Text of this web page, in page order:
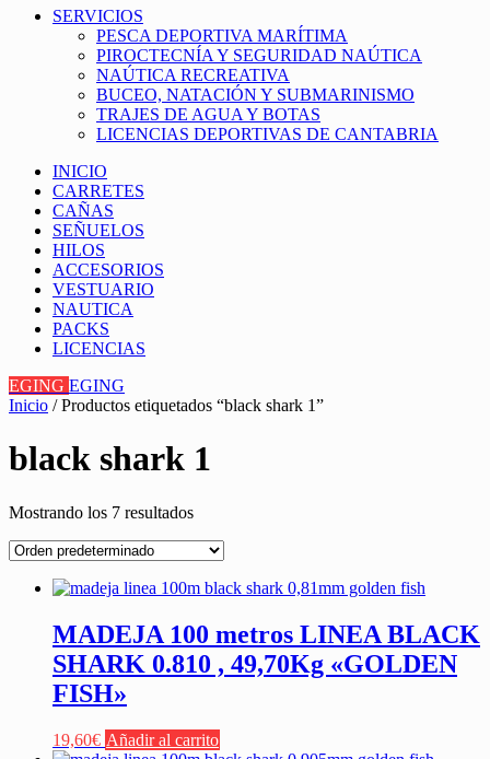
SERVICIOS
PESCA DEPORTIVA MARÍTIMA
PIROCTECNÍA Y SEGURIDAD NAÚTICA
NAÚTICA RECREATIVA
BUCEO, NATACIÓN Y SUBMARINISMO
TRAJES DE AGUA Y BOTAS
LICENCIAS DEPORTIVAS DE CANTABRIA
INICIO
CARRETES
CAÑAS
SEÑUELOS
HILOS
ACCESORIOS
VESTUARIO
NAUTICA
PACKS
LICENCIAS
EGING EGING
Inicio / Productos etiquetados “black shark 1”
black shark 1
Mostrando los 7 resultados
MADEJA 100 metros LINEA BLACK
SHARK 0.810 , 49,70Kg «GOLDEN
FISH»
19,60€ Añadir al carrito